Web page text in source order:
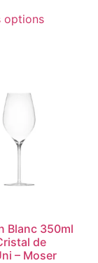
options
Blanc 350ml
de
– Moser